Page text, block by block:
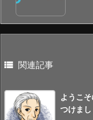
 関連記事
ようこ
つけまし